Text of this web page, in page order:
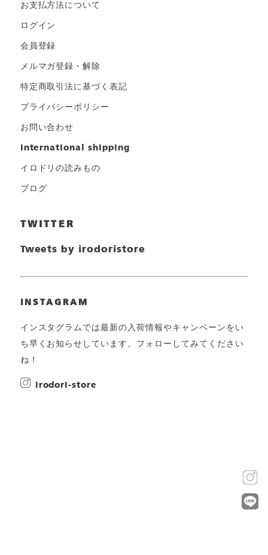
お支払方法について
ログイン
会員登録
メルマガ登録・解除
特定商取引法に基づく表記
プライバシーポリシー
お問い合わせ
international shipping
イロドリの読みもの
ブログ
TWITTER
Tweets by irodoristore
INSTAGRAM
インスタグラムでは最新の入荷情報やキャンペーンをい
ち早くお知らせしています。フォローしてみてください
ね！
irodori-store